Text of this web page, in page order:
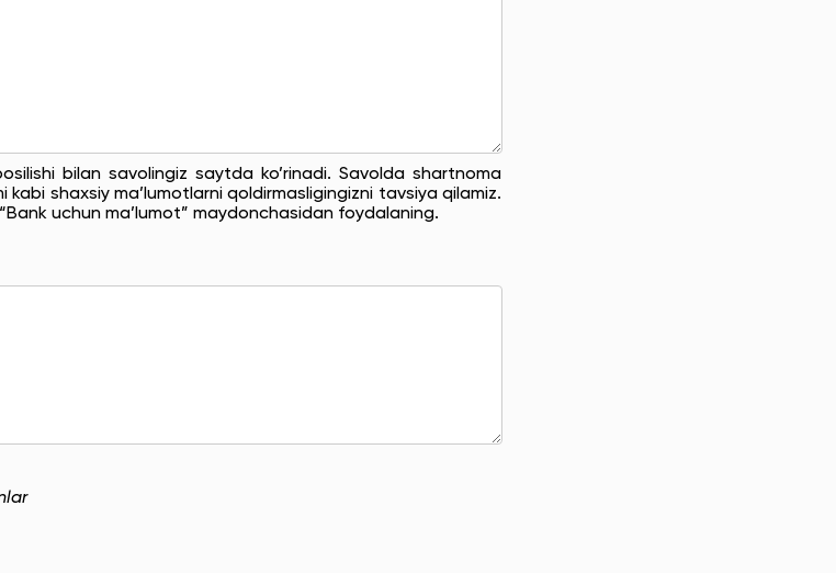
bilan savolingiz saytda ko’rinadi. Savolda shartnoma
shaxsiy ma’lumotlarni qoldirmasligingizni tavsiya qilamiz.
uchun ma’lumot” maydonchasidan foydalaning.